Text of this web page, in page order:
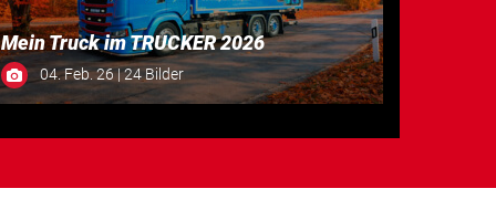
Mein Truck im TRUCKER 2026
04. Feb. 26 | 24 Bilder